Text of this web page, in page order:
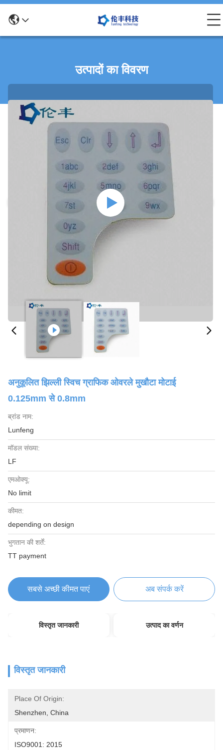
उत्पादों का विवरण
अनुकूलित झिल्ली स्विच ग्राफिक ओवरले मुखौटा मोटाई
0.125mm से 0.8mm
ब्रांड नाम:
Lunfeng
मॉडल संख्या:
LF
एमओक्यू:
No limit
कीमत:
depending on design
भुगतान की शर्तें:
TT payment
सबसे अच्छी कीमत पाएं अब संपर्क करें
विस्तृत जानकारी उत्पाद का वर्णन
विस्तृत जानकारी
Place Of Origin:
Shenzhen, China
प्रमाणन:
ISO9001: 2015